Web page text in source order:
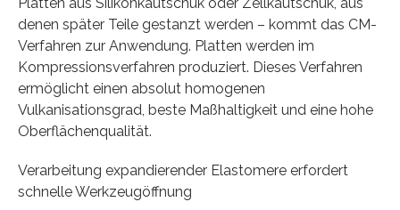
denen später Teile gestanzt werden – kommt das CM-
Verfahren zur Anwendung. Platten werden im
Kompressionsverfahren produziert. Dieses Verfahren
ermöglicht einen absolut homogenen
Vulkanisationsgrad, beste Maßhaltigkeit und eine hohe
Oberflächenqualität.
Verarbeitung expandierender Elastomere erfordert
schnelle Werkzeugöffnung